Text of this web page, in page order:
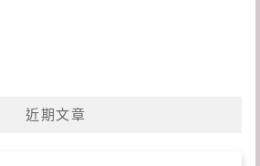
近期文章